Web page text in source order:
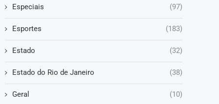
Especiais (97)
Esportes (183)
Estado (32)
Estado do Rio de Janeiro (38)
Geral (10)